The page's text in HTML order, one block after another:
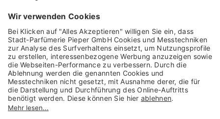
Trusted Shops Mitglied seit 2010